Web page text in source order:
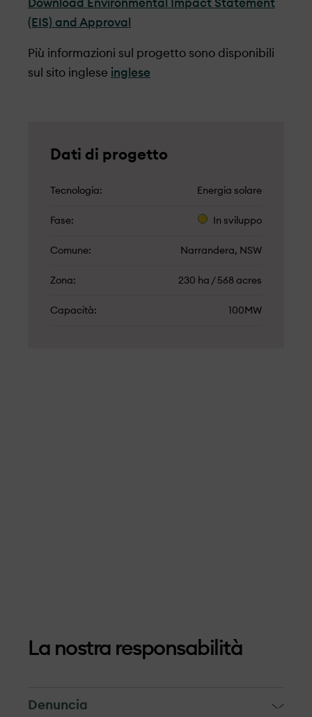
Download Environmental Impact Statement
(EIS) and Approval
Più informazioni sul progetto sono disponibili
sul sito inglese inglese
Dati di progetto
Tecnologia Energia solare
Fase In sviluppo
Comune Narrandera, NSW
Zona 230 ha / 568 acres
Capacità 100MW
La nostra responsabilità
Denuncia